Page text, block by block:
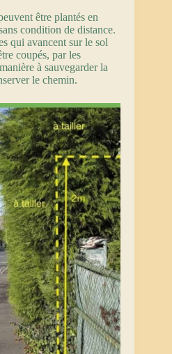
être plantés en
condition de distance.
qui avancent sur le sol
coupés, par les
à sauvegarder la
le chemin.